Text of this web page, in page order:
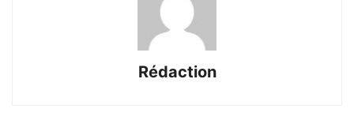
Rédaction